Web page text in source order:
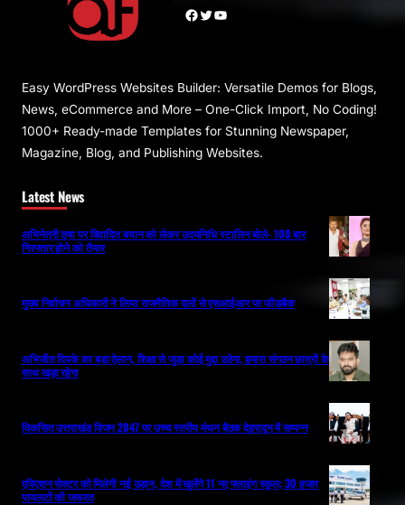
Facebook Twitter YouTube
Easy WordPress Websites Builder: Versatile Demos for Blogs,
News, eCommerce and More – One-Click Import, No Coding!
1000+ Ready-made Templates for Stunning Newspaper,
Magazine, Blog, and Publishing Websites.
Latest News
अभिनेत्री तृषा पर विवादित बयान को लेकर उदयनिधि स्टालिन बोले- 100 बार
गिरफ्तार होने को तैयार
मुख्य निर्वाचन अधिकारी ने लिया राजनैतिक दलों से एसआईआर पर फीडबैक
अभिजीत दिपके का बड़ा ऐलान, शिक्षा से जुड़ा कोई मुद्दा उठेगा, हमारा संगठन छात्रों के
साथ खड़ा रहेगा
विकसित उत्तराखंड विजन 2047 पर उच्च स्तरीय मंथन बैठक देहरादून में सम्पन्न
एविएशन सेक्टर को मिलेगी नई उड़ान, देश में खुलेंगे 11 नए फ्लाइंग स्कूल; 30 हजार
पायलटों की जरूरत